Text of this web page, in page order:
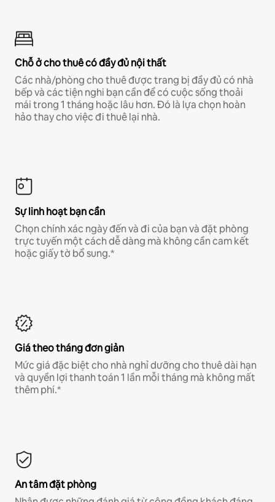
Chỗ ở cho thuê có đầy đủ nội thất
Các nhà/phòng cho thuê được trang bị đầy đủ có nhà
bếp và các tiện nghi bạn cần để có cuộc sống thoải
mái trong 1 tháng hoặc lâu hơn. Đó là lựa chọn hoàn
hảo thay cho việc đi thuê lại nhà.
Sự linh hoạt bạn cần
Chọn chính xác ngày đến và đi của bạn và đặt phòng
trực tuyến một cách dễ dàng mà không cần cam kết
hoặc giấy tờ bổ sung.*
Giá theo tháng đơn giản
Mức giá đặc biệt cho nhà nghỉ dưỡng cho thuê dài hạn
và quyền lợi thanh toán 1 lần mỗi tháng mà không mất
thêm phí.*
An tâm đặt phòng